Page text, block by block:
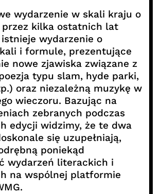
wydarzenie w skali kraju o
przez kilka ostatnich lat
wydarzenie o
i formule, prezentujące
nowe zjawiska związane z
typu slam, hyde parki,
oraz niezależną muzykę w
wieczoru. Bazując na
zebranych podczas
edycji widzimy, że te dwa
się uzupełniają,
poniekąd
wydarzeń literackich i
na wspólnej platformie